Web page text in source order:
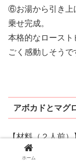
⑥お湯から引き上
乗せ完成。
本格的なロース
ごく感動しそう
アボカドとマグ
【材料（２人前）
・アボカド １個
ホーム